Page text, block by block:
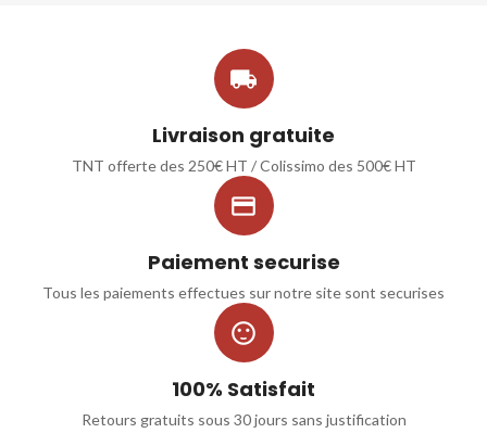

Livraison gratuite
TNT offerte des 250€ HT / Colissimo des 500€ HT

Paiement securise
Tous les paiements effectues sur notre site sont securises

100% Satisfait
Retours gratuits sous 30 jours sans justification